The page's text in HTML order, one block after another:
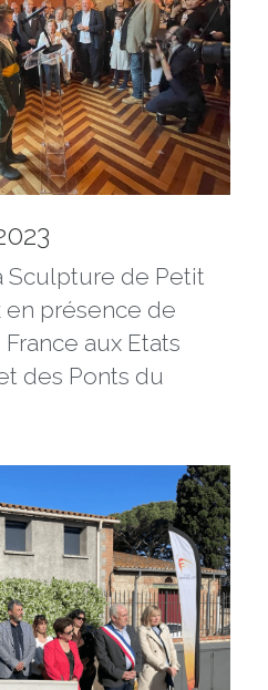
Sculpture de Petit
en présence de
aux Etats
des Ponts du